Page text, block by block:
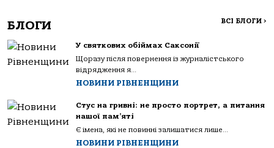
БЛОГИ ВСІ БЛОГИ >
У святкових обіймах Саксонії
Щоразу після повернення із журналістського
відрядження я...
НОВИНИ РІВНЕНЩИНИ
Стус на гривні: не просто портрет, а питання
нашої пам’яті
Є імена, які не повинні залишатися лише...
НОВИНИ РІВНЕНЩИНИ